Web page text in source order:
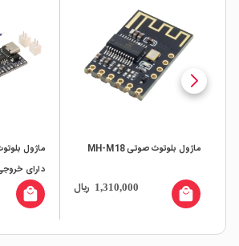
ماژول بلوتوث صوتی MH-M38
کانکتور USB Type-C
2,680,000 ریال local_mall
با برد کمکی
local_mall